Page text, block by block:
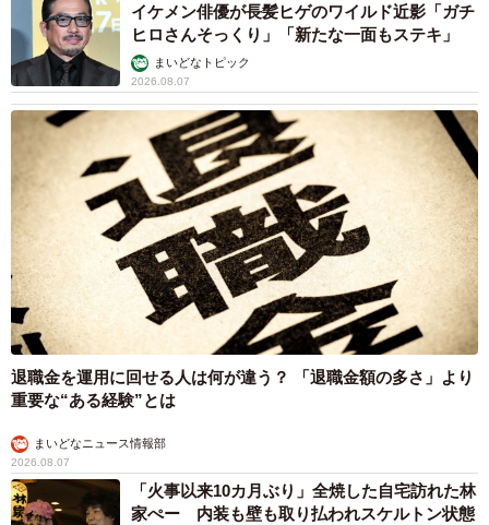
イケメン俳優が長髪ヒゲのワイルド近影「ガチ
ヒロさんそっくり」「新たな一面もステキ」
まいどなトピック
2026.08.07
退職金を運用に回せる人は何が違う？ 「退職金額の多さ」より
重要な“ある経験”とは
まいどなニュース情報部
2026.08.07
「火事以来10カ月ぶり」全焼した自宅訪れた林
家ぺー 内装も壁も取り払われスケルトン状態